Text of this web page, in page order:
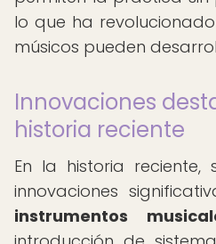
lo que ha
músicos pueden
Innovaciones
historia reciente
En la historia reciente,
innovaciones
instrumentos